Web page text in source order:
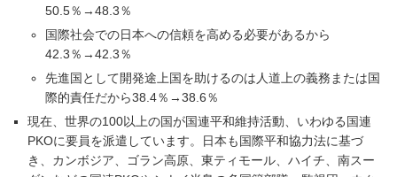
50.5％→48.3％
国際社会での日本への信頼を高める必要があるから
42.3％→42.3％
先進国として開発途上国を助けるのは人道上の義務または国
際的責任だから38.4％→38.6％
現在、世界の100以上の国が国連平和維持活動、いわゆる国連
PKOに要員を派遣しています。日本も国際平和協力法に基づ
き、カンボジア、ゴラン高原、東ティモール、ハイチ、南スー